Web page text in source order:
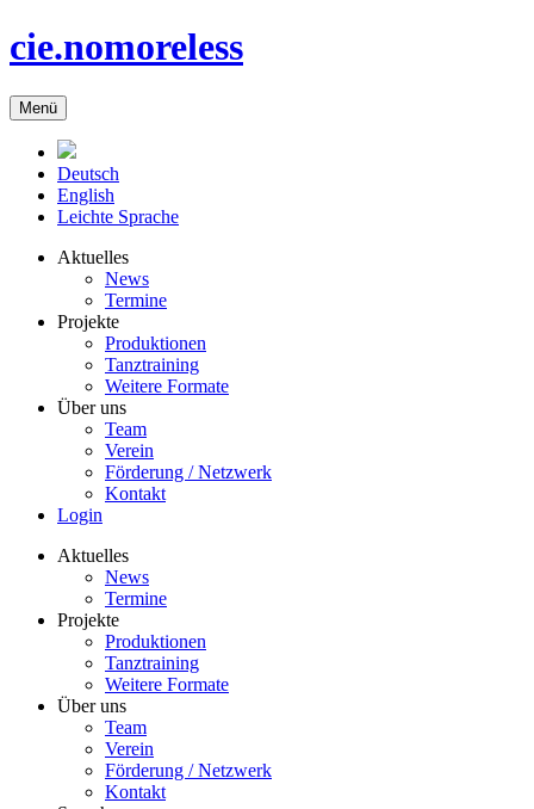
cie.nomoreless
Menü
Deutsch
English
Leichte Sprache
Aktuelles
News
Termine
Projekte
Produktionen
Tanztraining
Weitere Formate
Über uns
Team
Verein
Förderung / Netzwerk
Kontakt
Login
Aktuelles
News
Termine
Projekte
Produktionen
Tanztraining
Weitere Formate
Über uns
Team
Verein
Förderung / Netzwerk
Kontakt